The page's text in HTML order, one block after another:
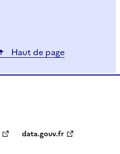
Haut de page
data.gouv.fr